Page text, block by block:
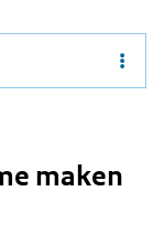
maken